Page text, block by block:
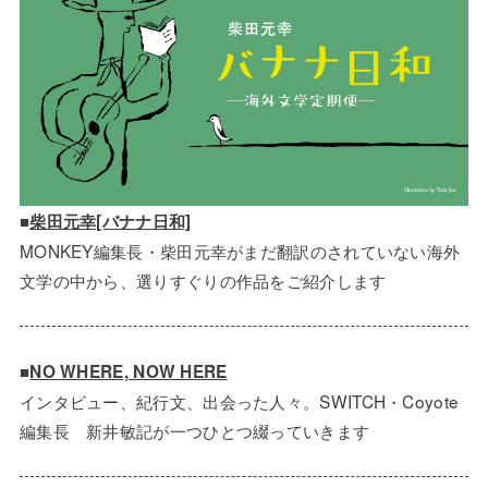
■柴田元幸[バナナ日和]
MONKEY編集長・柴田元幸がまだ翻訳のされていない海外
文学の中から、選りすぐりの作品をご紹介します
■NO WHERE, NOW HERE
インタビュー、紀行文、出会った人々。SWITCH・Coyote
編集長 新井敏記が一つひとつ綴っていきます